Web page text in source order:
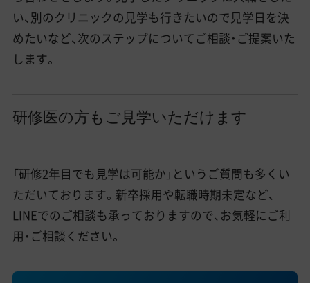
い、別のクリニックの見学も行きたいので見学日を決
めたいなど、次のステップについてご相談・ご提案いた
します。
研修医の方もご見学いただけます
「研修2年目でも見学は可能か」というご質問も多くい
ただいております。新卒採用や転職時期未定など、
LINEでのご相談も承っておりますので、お気軽にご利
用・ご相談ください。